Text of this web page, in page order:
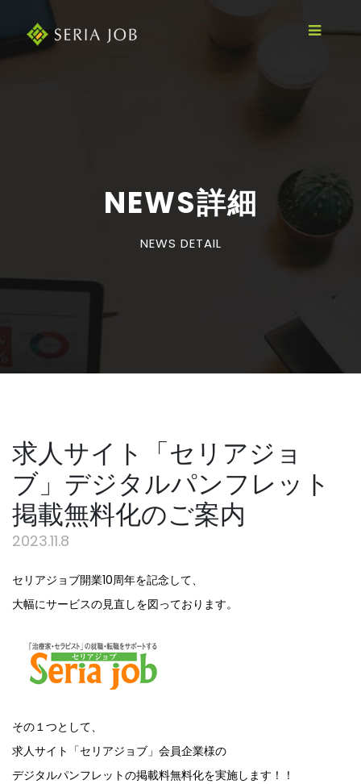
NEWS詳細
NEWS DETAIL
求人サイト「セリアジョ
ブ」デジタルパンフレット
掲載無料化のご案内
2023.11.8
セリアジョブ開業10周年を記念して、
大幅にサービスの見直しを図っております。
その１つとして、
求人サイト「セリアジョブ」会員企業様の
デジタルパンフレットの掲載料無料化を実施します！！